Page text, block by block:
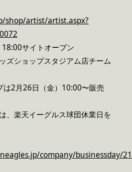
shop/artist/artist.aspx?
サイトオープン
ズショップスタジアム店チーム
2月26日（金）10:00〜販売
楽天イーグルス球団休業日を
company/businessday/